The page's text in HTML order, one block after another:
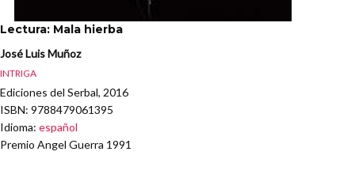
Lectura: Mala hierba
José Luis Muñoz
INTRIGA
Ediciones del Serbal, 2016
ISBN: 9788479061395
Idioma: español
Premio Angel Guerra 1991